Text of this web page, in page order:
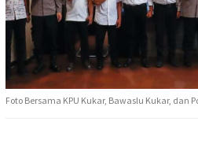
Foto Bersama KPU Kukar, Bawaslu Kukar, dan